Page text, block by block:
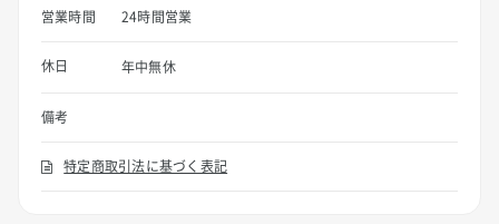
営業時間 24時間営業
休日 年中無休
備考
特定商取引法に基づく表記